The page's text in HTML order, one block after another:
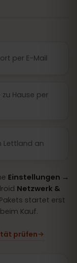
per E-Mail
Hause per
Lettland an
Einstellungen →
Netzwerk &
startet erst
Kauf.
prüfen